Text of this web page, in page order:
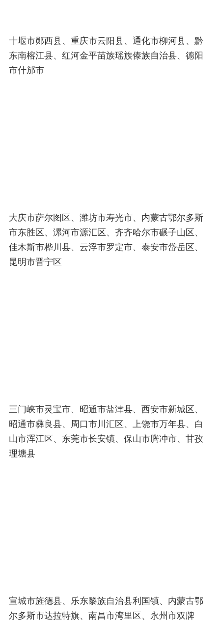
十堰市郧西县、重庆市云阳县、通化市柳河县、黔
东南榕江县、红河金平苗族瑶族傣族自治县、德阳
市什邡市
大庆市萨尔图区、潍坊市寿光市、内蒙古鄂尔多斯
市东胜区、漯河市源汇区、齐齐哈尔市碾子山区、
佳木斯市桦川县、云浮市罗定市、泰安市岱岳区、
昆明市晋宁区
三门峡市灵宝市、昭通市盐津县、西安市新城区、
昭通市彝良县、周口市川汇区、上饶市万年县、白
山市浑江区、东莞市长安镇、保山市腾冲市、甘孜
理塘县
宣城市旌德县、乐东黎族自治县利国镇、内蒙古鄂
尔多斯市达拉特旗、南昌市湾里区、永州市双牌